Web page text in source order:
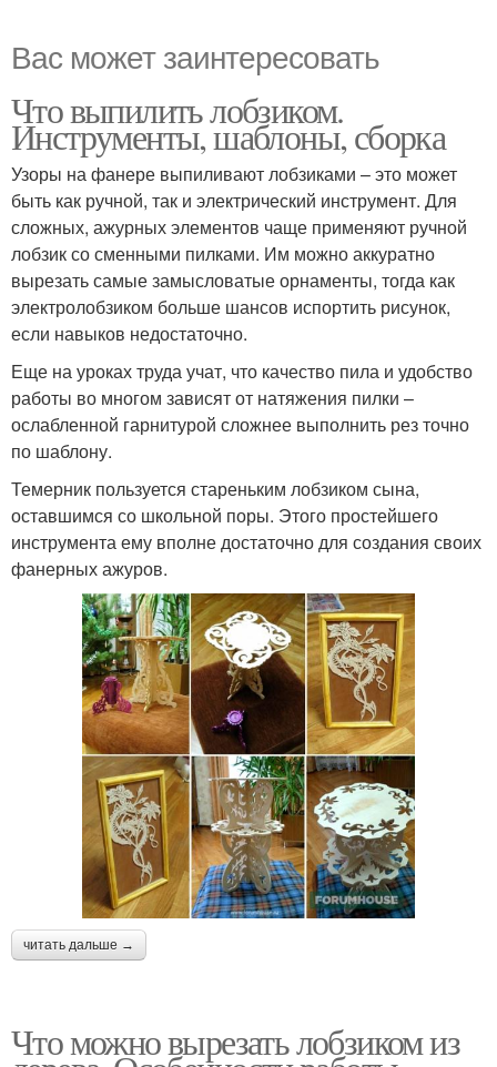
Вас может заинтересовать
Что выпилить лобзиком.
Инструменты, шаблоны, сборка
Узоры на фанере выпиливают лобзиками – это может
быть как ручной, так и электрический инструмент. Для
сложных, ажурных элементов чаще применяют ручной
лобзик со сменными пилками. Им можно аккуратно
вырезать самые замысловатые орнаменты, тогда как
электролобзиком больше шансов испортить рисунок,
если навыков недостаточно.
Еще на уроках труда учат, что качество пила и удобство
работы во многом зависят от натяжения пилки –
ослабленной гарнитурой сложнее выполнить рез точно
по шаблону.
Темерник пользуется стареньким лобзиком сына,
оставшимся со школьной поры. Этого простейшего
инструмента ему вполне достаточно для создания своих
фанерных ажуров.
читать дальше →
Что можно вырезать лобзиком из